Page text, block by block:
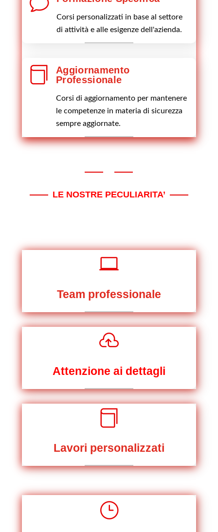
Corsi personalizzati in base al settore
di attività e alle esigenze dell'azienda.

Aggiornamento
Professionale
Corsi di aggiornamento per mantenere
le competenze in materia di sicurezza
sempre aggiornate.
LE NOSTRE PECULIARITA’

Team professionale

Attenzione ai dettagli

Lavori personalizzati
}